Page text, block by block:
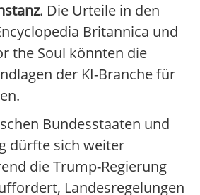
. Die Urteile in den
Britannica und
the Soul könnten die
der KI-Branche für
Bundesstaaten und
dürfte sich weiter
die Trump-Regierung
Landesregelungen